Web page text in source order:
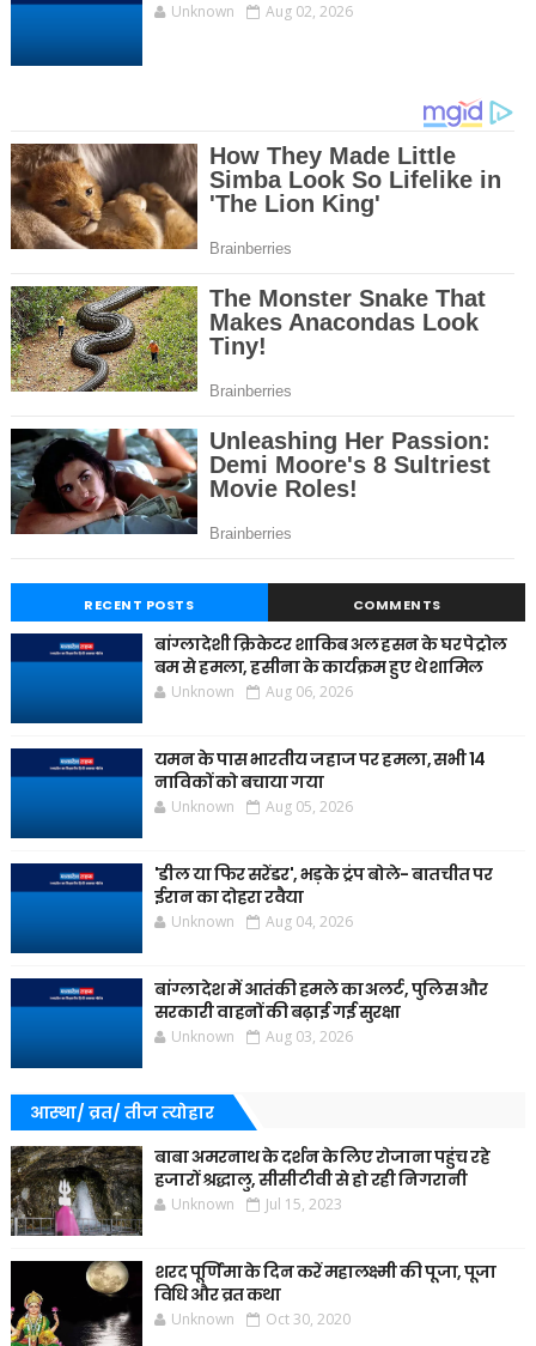
Unknown Aug 02, 2026
RECENT POSTS COMMENTS
बांग्लादेशी क्रिकेटर शाकिब अल हसन के घर पेट्रोल
बम से हमला, हसीना के कार्यक्रम हुए थे शामिल
Unknown Aug 06, 2026
यमन के पास भारतीय जहाज पर हमला, सभी 14
नाविकों को बचाया गया
Unknown Aug 05, 2026
'डील या फिर सरेंडर', भड़के ट्रंप बोले- बातचीत पर
ईरान का दोहरा रवैया
Unknown Aug 04, 2026
बांग्लादेश में आतंकी हमले का अलर्ट, पुलिस और
सरकारी वाहनों की बढ़ाई गई सुरक्षा
Unknown Aug 03, 2026
आस्था/ व्रत/ तीज त्‍योहार
बाबा अमरनाथ के दर्शन के लिए रोजाना पहुंच रहे
हजारों श्रद्धालु, सीसीटीवी से हो रही निगरानी
Unknown Jul 15, 2023
शरद पूर्णिमा के दिन करें महालक्ष्मी की पूजा, पूजा
विधि और व्रत कथा
Unknown Oct 30, 2020